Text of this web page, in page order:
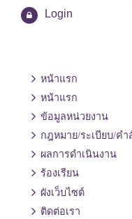
Login
หน้าแรก
หน้าแรก
ข้อมูลหน่วยงาน
กฎหมาย/ระเบียบ/คำ
ผลการดำเนินงาน
ร้องเรียน
ผังเว็บไซต์
ติดต่อเรา